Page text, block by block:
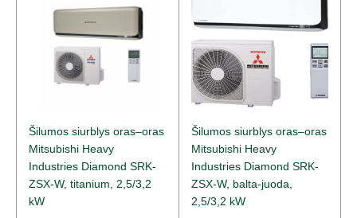
Šilumos siurblys oras–oras
Mitsubishi Heavy
Industries Diamond SRK-
ZSX-W, titanium, 2,5/3,2
kW
Šilumos siurblys oras–oras
Mitsubishi Heavy
Industries Diamond SRK-
ZSX-W, balta-juoda,
2,5/3,2 kW